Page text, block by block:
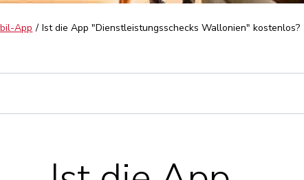
App Ist die App "Dienstleistungsschecks Wallonien" kostenlos?